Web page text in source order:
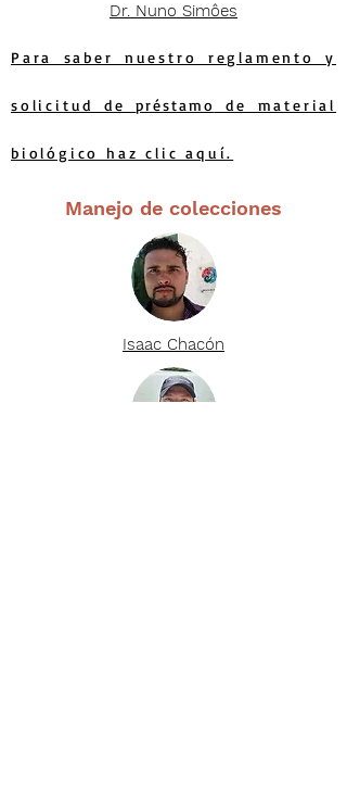
Dr. Nuno Simôes
Para saber nuestro reglamento y
solicitud depréstamo de material
biológico haz clic aquí.
Manejo de colecciones
Isaac Chacón